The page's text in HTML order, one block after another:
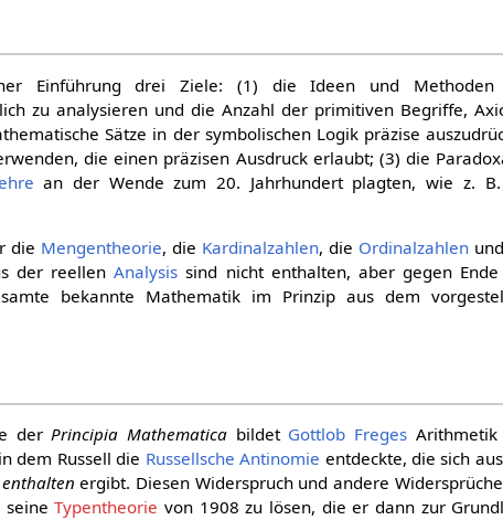
Einführung drei Ziele: (1) die Ideen und Methoden
zu analysieren und die Anzahl der primitiven Begriffe,
Sätze in der symbolischen Logik präzise
die einen präzisen Ausdruck erlaubt; (3) die
an der Wende zum 20. Jahrhundert plagten, wie z.
die Mengentheorie, die Kardinalzahlen, die Ordinalzahlen
der reellenAnalysis sind nicht enthalten, aber gegen Ende
bekannte Mathematik im Prinzip aus dem
derPrincipia Mathematicabildet Gottlob FregesArithmetik
dem Russell die Russellsche Antinomie entdeckte, die sich
ergibt. Diesen Widerspruch und andere
seineTypentheorie von 1908 zu lösen, die er dann zur